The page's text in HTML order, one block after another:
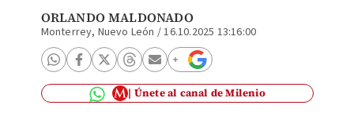
ORLANDO MALDONADO
Monterrey, Nuevo León /16.10.2025 13:16:00
Únete al canal de Milenio